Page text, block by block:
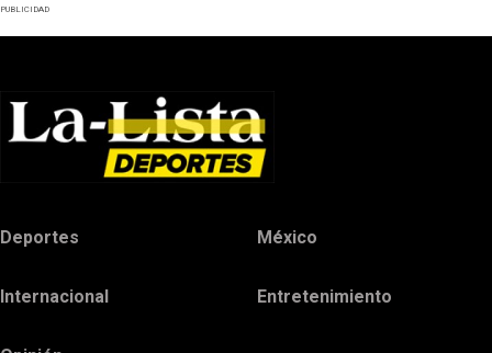
PUBLICIDAD
Deportes México
Internacional Entretenimiento